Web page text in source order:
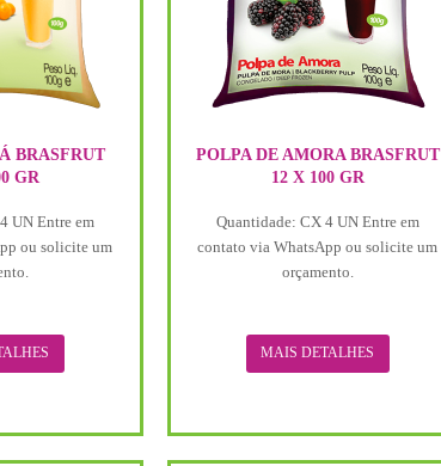
BRASFRUT
GR
UN Entre em
ou solicite um
POLPA DE AMORA BRASFRUT
12 X 100 GR
Quantidade: CX 4 UN Entre em
contato via WhatsApp ou solicite um
orçamento.
MAIS DETALHES